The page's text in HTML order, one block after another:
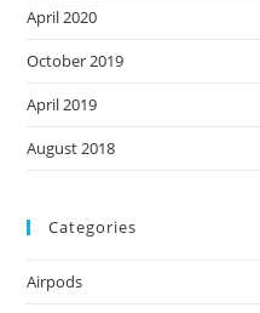
April 2020
October 2019
April 2019
August 2018
Categories
Airpods